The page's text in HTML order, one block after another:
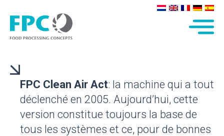
FPC Clean Air Act: la machine qui a tout
déclenché en 2005. Aujourd’hui, cette
version constitue toujours la base de
tous les systèmes et ce, pour de bonnes